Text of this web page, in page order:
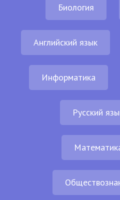
Биология
Английский язык
Информатика
Русский